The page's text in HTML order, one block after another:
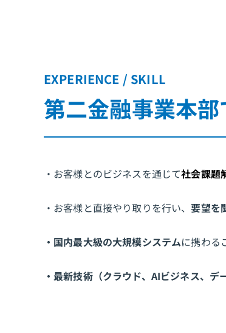
EXPERIENCE / SKILL
第二金融事業本
・お客様とのビジネスを通じて社会課題
・お客様と直接やり取りを行い、要望を
・ 国内最大級の大規模システムに携わる
・最新技術（クラウド、AIビジネス、デ